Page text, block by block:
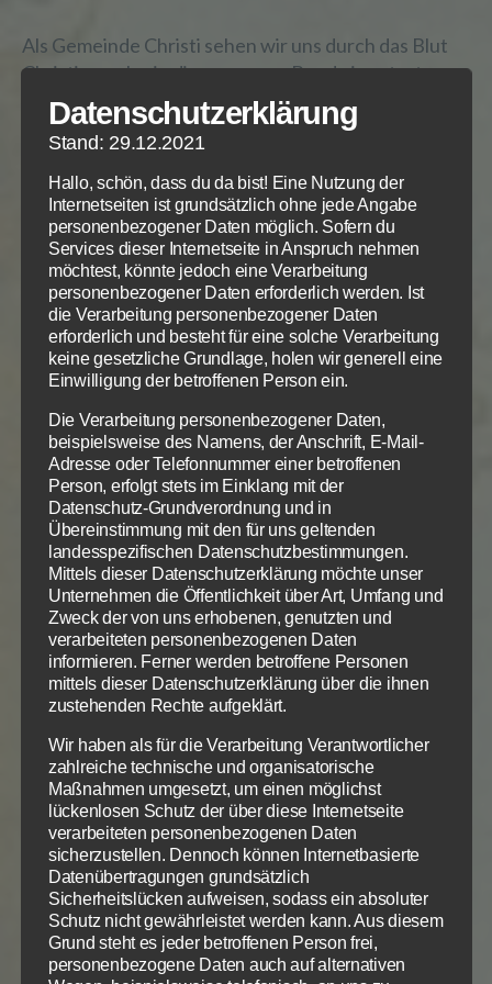
Als Gemeinde Christi sehen wir uns durch das Blut
Christi – auch – in diesen neuen Bund eingetreten.
Damit gelten auch alle Verheißungen für uns:
Reinigung von all unseren Unreinigkeiten und Gott
schreibt sein Gesetz so in unser Herz, dass wir es
halten und tun können.
Doch erleben wir es nicht anders? Verbleiben trotz
der Waschung durch die Wiedergeburt nicht noch
Unreinigkeiten in uns? Sind wir wirklich schon
befähigt, dass wir Gottes Gesetz ganz halten?
Unsere Erfahrung sagtnein. Und auch der Apostel
Paulus ist da realistisch: Er wendet die
neutestamentliche Gottesvolk an. Auch unter uns
Christen will Gott wohnen und wandeln. Aber Paulus
sieht diese Verheißung als noch nicht, oder erst als
teilweise erfüllt an.
2 Kor 6, 16 – 7, 1 S
Ihr aber seid ein Tempel des lebendigen Gottes, wie
Gott spricht:«Ich will in ihnen wohnen und unter
ihnen wandeln und will ihr Gott sein, und sie sollen
mein Volk sein.» Darum «gehet aus von ihnen und
sondert euch ab,spricht der Herr, undrühret kein
will euer Vater sein, und ihr sollt meine Söhne und
Töchter sein», spricht der allmächtige Herr.
nun diese Verheißungen haben, Geliebte,so wollen
wir uns reinigenvon aller Befleckung des Fleisches
und des Geistes,zur Vollendung der Heiligungin
Gottesfurcht.
Ja wohnt Gott nicht bereits unter uns Christen? Sind
wir nicht bereits seine Kinder? Sind wir nicht bereits
Datenschutzerklärung
Stand: 29.12.2021
Hallo, schön, dass du da bist! Eine Nutzung der
Internetseiten ist grundsätzlich ohne jede Angabe
personenbezogener Daten möglich. Sofern du
Services dieser Internetseite in Anspruch nehmen
möchtest, könnte jedoch eine Verarbeitung
personenbezogener Daten erforderlich werden. Ist
die Verarbeitung personenbezogener Daten
erforderlich und besteht für eine solche Verarbeitung
keine gesetzliche Grundlage, holen wir generell eine
Einwilligung der betroffenen Person ein.
Die Verarbeitung personenbezogener Daten,
beispielsweise des Namens, der Anschrift, E-Mail-
Adresse oder Telefonnummer einer betroffenen
Person, erfolgt stets im Einklang mit der
Datenschutz-Grundverordnung und in
Übereinstimmung mit den für uns geltenden
landesspezifischen Datenschutzbestimmungen.
Mittels dieser Datenschutzerklärung möchte unser
Unternehmen die Öffentlichkeit über Art, Umfang und
Zweck der von uns erhobenen, genutzten und
verarbeiteten personenbezogenen Daten
informieren. Ferner werden betroffene Personen
mittels dieser Datenschutzerklärung über die ihnen
zustehenden Rechte aufgeklärt.
Wir haben als für die Verarbeitung Verantwortlicher
zahlreiche technische und organisatorische
Maßnahmen umgesetzt, um einen möglichst
lückenlosen Schutz der über diese Internetseite
verarbeiteten personenbezogenen Daten
sicherzustellen. Dennoch können Internetbasierte
Datenübertragungen grundsätzlich
Sicherheitslücken aufweisen, sodass ein absoluter
Schutz nicht gewährleistet werden kann. Aus diesem
Grund steht es jeder betroffenen Person frei,
personenbezogene Daten auch auf alternativen